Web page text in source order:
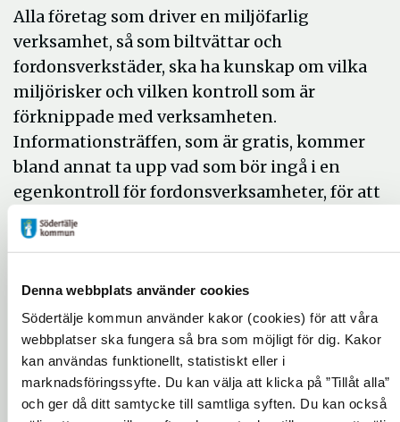
Denna webbplats använder cookies
Södertälje kommun använder kakor (cookies) för att våra
webbplatser ska fungera så bra som möjligt för dig. Kakor
kan användas funktionellt, statistiskt eller i
marknadsföringssyfte. Du kan välja att klicka på ”Tillåt alla”
och ger då ditt samtycke till samtliga syften. Du kan också
Alla företag som driver en miljöfarlig
verksamhet, så som biltvättar och
fordonsverkstäder, ska ha kunskap om vilka
miljörisker och vilken kontroll som är
förknippade med verksamheten.
Informationsträffen, som är gratis, kommer
bland annat ta upp vad som bör ingå i en
egenkontroll för fordonsverksamheter, för att
kraven i miljölagstiftningen ska uppfyllas.
– Stora företag kan ha hela avdelningar som
företagen
får klara av allt på egen hand. En dålig
hantering av farligt avfall kan leda till stor
påverkan på miljön. Vi vill underlätta för
småföretagarna och på så sätt bidra till en